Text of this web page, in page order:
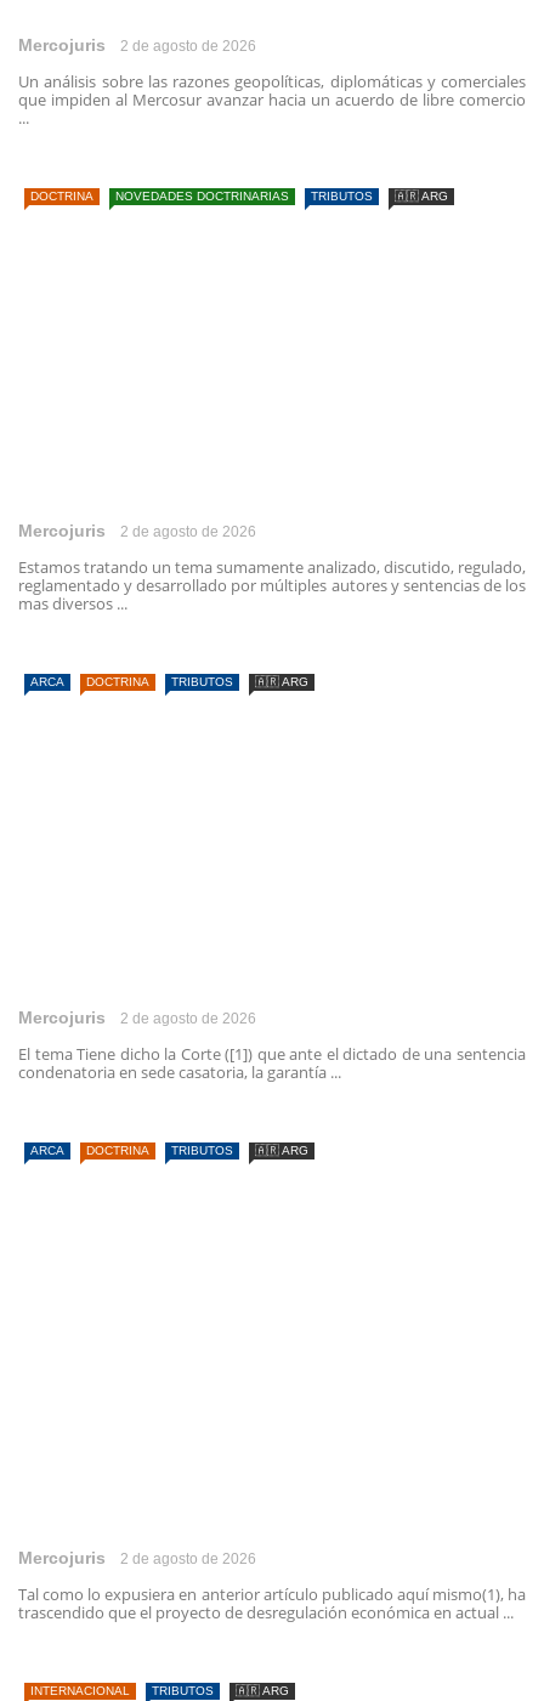
Mercojuris 2 de agosto de 2026
Un análisis sobre las razones geopolíticas, diplomáticas y comerciales
que impiden al Mercosur avanzar hacia un acuerdo de libre comercio
...
DOCTRINA NOVEDADES DOCTRINARIAS TRIBUTOS 🇦🇷 ARG
Mercojuris 2 de agosto de 2026
Estamos tratando un tema sumamente analizado, discutido, regulado,
reglamentado y desarrollado por múltiples autores y sentencias de los
mas diversos ...
ARCA DOCTRINA TRIBUTOS 🇦🇷 ARG
Mercojuris 2 de agosto de 2026
El tema Tiene dicho la Corte ([1]) que ante el dictado de una sentencia
condenatoria en sede casatoria, la garantía ...
ARCA DOCTRINA TRIBUTOS 🇦🇷 ARG
Mercojuris 2 de agosto de 2026
Tal como lo expusiera en anterior artículo publicado aquí mismo(1), ha
trascendido que el proyecto de desregulación económica en actual ...
INTERNACIONAL TRIBUTOS 🇦🇷 ARG